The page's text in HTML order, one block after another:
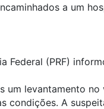
a um
Federal (PRF)
um levantamento
condições. A